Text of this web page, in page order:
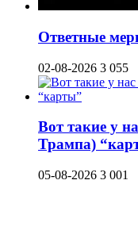
Ответные
02-08-2026 3 055
Вот такие у
Трампа)
05-08-2026 3 001